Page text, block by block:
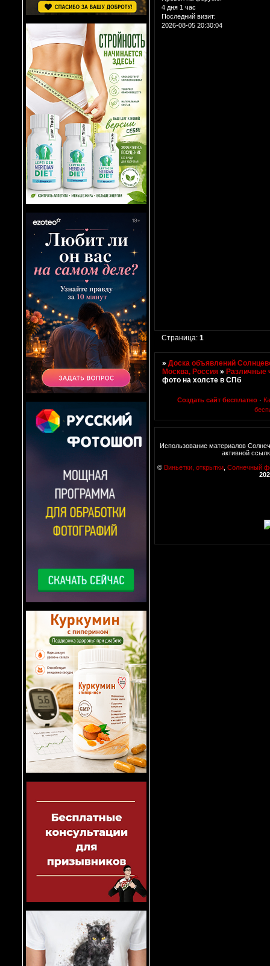
4 дня 1 час
Последний визит:
2026-08-05 20:30:04
Страница:1
»Доска объявлений
Москва, Россия »Различные
фото на холсте в СПб
Создать сайт бесплатно ·
Использование материалов
активной
© Виньетки, открытки Солнечный